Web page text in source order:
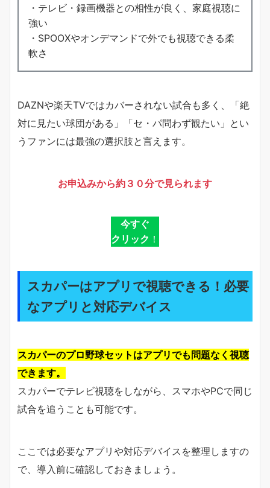
・テレビ・録画機器との相性が良く、家庭視聴に
強い
・SPOOXやオンデマンドで外でも視聴できる柔
軟さ
DAZNや楽天TVではカバーされない試合も多く、「絶
対に見たい球団がある」「セ・パ問わず観たい」とい
うファンには最強の選択肢と言えます。
お申込みから約３０分で見られます
今すぐ
クリック ！
スカパーはアプリで視聴できる！必要
なアプリと対応デバイス
スカパーのプロ野球セットはアプリでも問題なく視聴
できます。
スカパーでテレビ視聴をしながら、スマホやPCで同じ
試合を追うことも可能です。
ここでは必要なアプリや対応デバイスを整理しますの
で、導入前に確認しておきましょう。